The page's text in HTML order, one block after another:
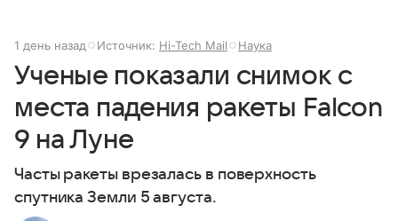
1 день назад Источник: Hi-Tech Mail Наука
Ученые показали снимок с
места падения ракеты Falcon
9 на Луне
Часты ракеты врезалась в поверхность
спутника Земли 5 августа.